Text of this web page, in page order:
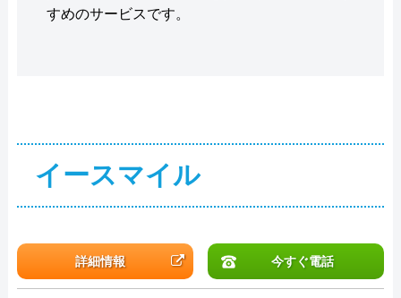
すめのサービスです。
イースマイル
詳細情報 今すぐ電話